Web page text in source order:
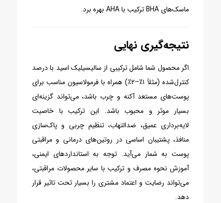
ماسک‌های BHA ترکیب با AHA بهره برد.
نتیجه‌گیری نهایی
اگر محصول شما شامل ترکیبی از سالیسیلیک اسید با درصد
کنترل‌شده (مثلاً ۱٪–۲٪) همراه با فرمولاسیون مناسب برای
پوست‌های مستعد آکنه و چرب باشد، می‌تواند گزینه‌ای
بسیار موثر و محبوب باشد. این ترکیب با خاصیت
لایه‌برداری عمیق، ضدالتهاب، تنظیم چربی و پاک‌سازی
منافذ، پشتیبان اساسی در روتین‌های درمانی و مراقبتی
پوست به شمار می‌آید. توجه به استانداردهای ایمنی،
آموزش نحوه مصرف و ترکیب با سایر محصولات مراقبتی،
می‌تواند رضایت و اعتماد مشتری را بسیار تحت تاثیر قرار
دهد.